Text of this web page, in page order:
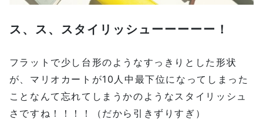
ス、ス、スタイリッシューーーーー！
フラットで少し台形のようなすっきりとした形状
が、マリオカートが10人中最下位になってしまった
ことなんて忘れてしまうかのようなスタイリッシュ
さですね！！！！（だから引きずりすぎ）